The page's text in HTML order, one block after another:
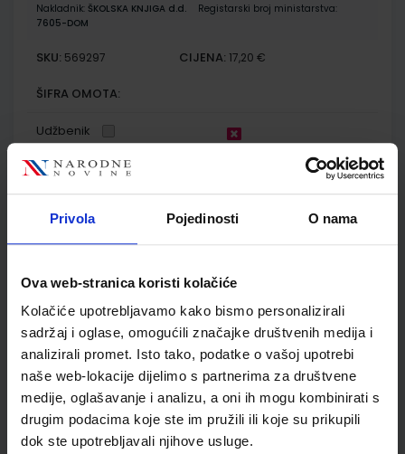
Privola Pojedinosti O nama
Ova web-stranica koristi kolačiće
Kolačiće upotrebljavamo kako bismo personalizirali
sadržaj i oglase, omogućili značajke društvenih medija i
analizirali promet. Isto tako, podatke o vašoj upotrebi
naše web-lokacije dijelimo s partnerima za društvene
medije, oglašavanje i analizu, a oni ih mogu kombinirati s
drugim podacima koje ste im pružili ili koje su prikupili
dok ste upotrebljavali njihove usluge.
Nakladnik: ŠKOLSKA KNJIGA d.d.
Registarski broj ministarstva:
7605-DOM
SKU: 569297 CIJENA: 17,20 €
ŠIFRA OMOTA:
Udžbenik
SKU:569300 CIJENA:29,00 €
ŠIFRA OMOTA:
Udžbenik
KEMIJA 4; udžbenik kemije u četvrtom razredu gimnazije s
dodatnim digitalnim sadržajima